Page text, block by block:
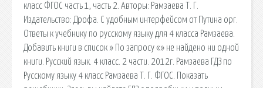
класс ФГОС часть 1, часть 2. Авторы: Рамзаева Т. Г.
Издательство: Дрофа. С удобным интерфейсом от Путина орг.
Ответы к учебнику по русскому языку для 4 класса Рамзаева.
Добавить книги в список » По запросу «» не найдено ни одной
книги. Русский язык. 4 класс. 2 части. 2012г. Рамзаева ГДЗ по
Русскому языку 4 класс Рамзаева Т. Г. ФГОС. Показать